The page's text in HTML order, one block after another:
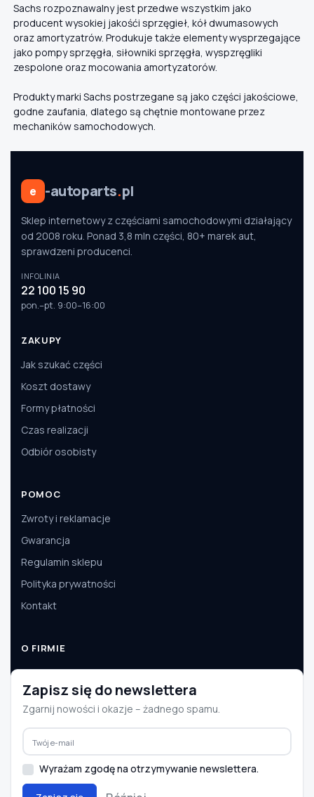
Sachs rozpoznawalny jest przedwe wszystkim jako
producent wysokiej jakośći sprzęgieł, kół dwumasowych
oraz amortyzatrów. Produkuje także elementy wysprzegające
jako pompy sprzęgła, siłowniki sprzęgła, wyspzręgliki
zespolone oraz mocowania amortyzatorów.
Produkty marki Sachs postrzegane są jako części jakościowe,
godne zaufania, dlatego są chętnie montowane przez
mechaników samochodowych.
e -autoparts.pl
Sklep internetowy z częściami samochodowymi działający
od 2008 roku. Ponad 3,8 mln części, 80+ marek aut,
sprawdzeni producenci.
INFOLINIA
22 100 15 90
pon.–pt. 9:00–16:00
ZAKUPY
Jak szukać części
Koszt dostawy
Formy płatności
Czas realizacji
Odbiór osobisty
POMOC
Zwroty i reklamacje
Gwarancja
Regulamin sklepu
Polityka prywatności
Kontakt
O FIRMIE
O nas
Dane firmy
Aktualności
Współpraca B2B
Zapisz się do newslettera
Zgarnij nowości i okazje – żadnego spamu.
Wyrażam zgodę na otrzymywanie newslettera.